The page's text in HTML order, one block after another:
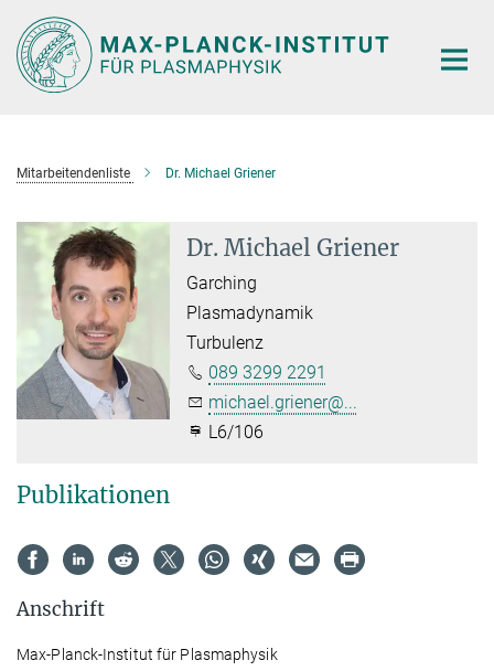
Hauptinhalt
Mitarbeitendenliste Dr. Michael Griener
Dr. Michael Griener
Garching
Plasmadynamik
Turbulenz
089 3299 2291
michael.griener@...
L6/106
Publikationen
Anschrift
Max-Planck-Institut für Plasmaphysik